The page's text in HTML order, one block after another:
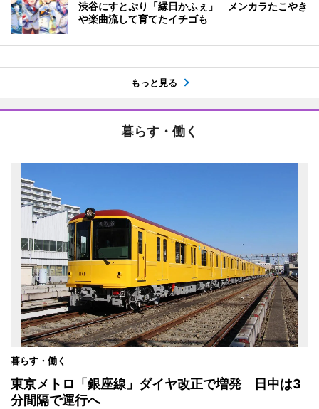
渋谷にすとぷり「縁日かふぇ」 メンカラたこやき
や楽曲流して育てたイチゴも
もっと見る
暮らす・働く
暮らす・働く
東京メトロ「銀座線」ダイヤ改正で増発 日中は3
分間隔で運行へ